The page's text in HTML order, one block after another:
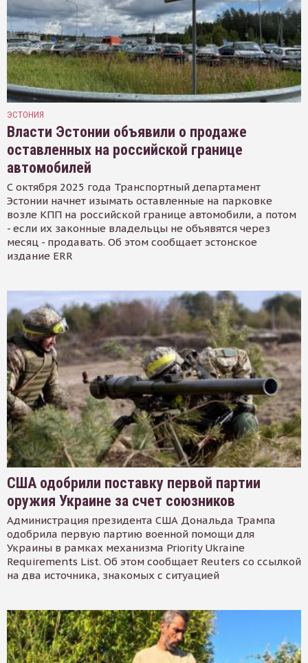
ЭСТОНИЯ
Власти Эстонии объявили о продаже
оставленных на российской границе
автомобилей
С октября 2025 года Транспортный департамент
Эстонии начнет изымать оставленные на парковке
возле КПП на российской границе автомобили, а потом
- если их законные владельцы не объявятся через
месяц - продавать. Об этом сообщает эстонское
издание ERR
США одобрили поставку первой партии
оружия Украине за счет союзников
Администрация президента США Дональда Трампа
одобрила первую партию военной помощи для
Украины в рамках механизма Priority Ukraine
Requirements List. Об этом сообщает Reuters со ссылкой
на два источника, знакомых с ситуацией